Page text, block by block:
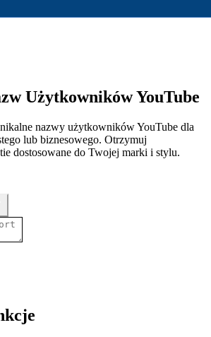
Użytkowników YouTube
nazwy użytkowników YouTube dla
lub biznesowego. Otrzymuj
dostosowane do Twojej marki i stylu.